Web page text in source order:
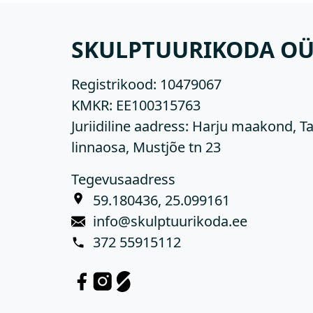
SKULPTUURIKODA
Registrikood: 10479067
KMKR: EE100315763
Juriidiline aadress: Harju maakond,
linnaosa, Mustjõe tn 23
Tegevusaadress
59.180436, 25.099161
info@skulptuurikoda.ee
372 55915112